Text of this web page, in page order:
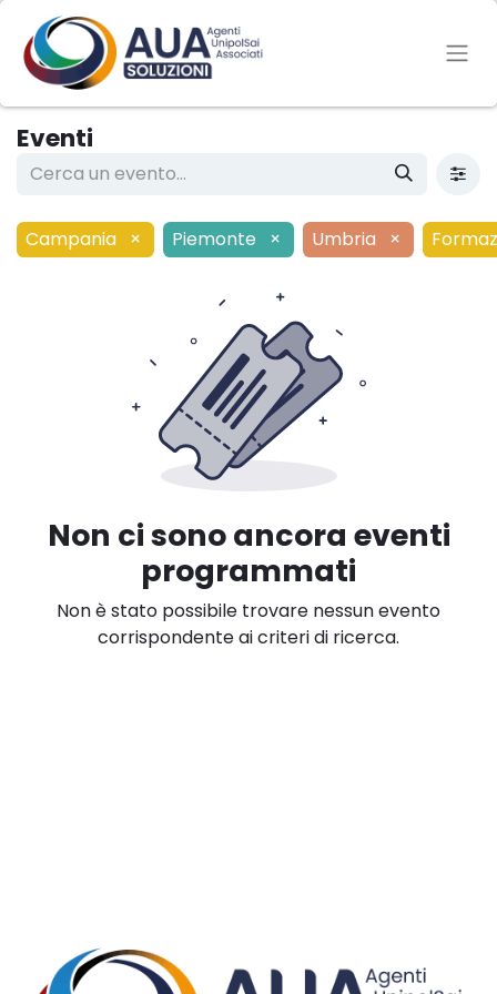
Eventi
Campania × Piemonte × Umbria ×
Non ci sono ancora eventi
programmati
Non è stato possibile trovare nessun evento
corrispondente ai criteri di ricerca.